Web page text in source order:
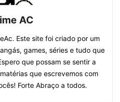
AC
Este site foi criado por um
games, séries e tudo que
que possam se sentir a
que escrevemos com
Forte Abraço a todos.